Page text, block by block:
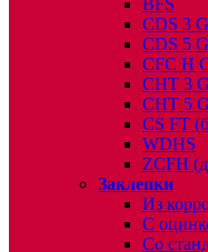
BFS
CDS 3
CDS 5
CFC H
CHT 3
CHT 5
CS FT
WDHS
ZCFH
Заклепки
Из
С
Со